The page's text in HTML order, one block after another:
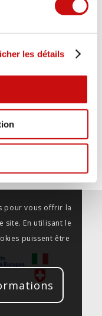
les détails
den
20.6 km,
nach der
kommt
pour vous offrir la
site. En utilisant le
puissent être